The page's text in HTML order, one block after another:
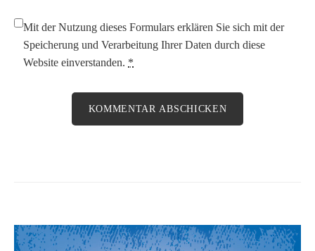
Mit der Nutzung dieses Formulars erklären Sie sich mit der
Speicherung und Verarbeitung Ihrer Daten durch diese
Website einverstanden. *